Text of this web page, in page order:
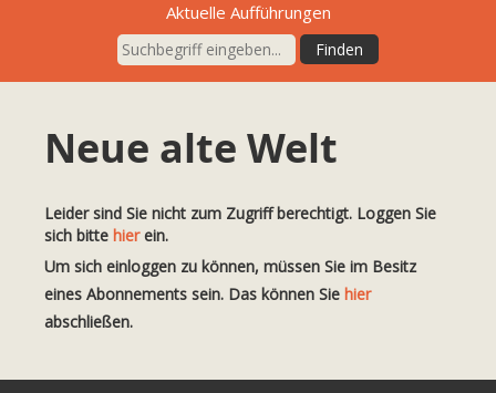
Aktuelle Aufführungen
Neue alte Welt
Leider sind Sie nicht zum Zugriff berechtigt. Loggen Sie
sich bitte hierein.
Um sich einloggen zu können, müssen Sie im Besitz
eines Abonnements sein. Das können Sie hier
abschließen.